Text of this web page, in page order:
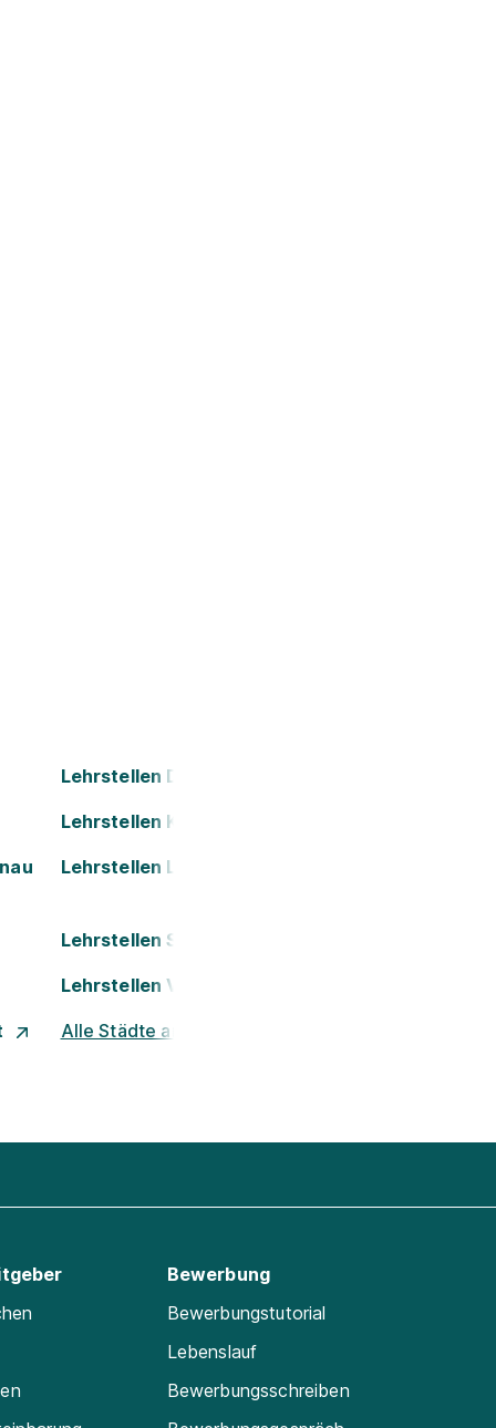
Lehrstellen Dornbirn
Lehrstellen Kapfenberg
Lehrstellen Leoben
Lehrstellen Salzburg
Lehrstellen Villach
Alle Städte ansehen
Bewerbung
Bewerbungstutorial
Lebenslauf
Bewerbungsschreiben